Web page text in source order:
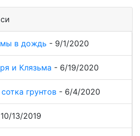
в дождь - 9/1/2020
и Клязьма - 6/19/2020
грунтов - 6/4/2020
10/13/2019